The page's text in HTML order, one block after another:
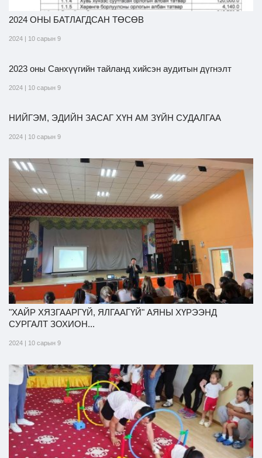
2024 ОНЫ БАТЛАГДСАН ТӨСӨВ
2024 | 10 сарын 9
2023 оны Санхүүгийн тайланд хийсэн аудитын дүгнэлт
2024 | 10 сарын 9
НИЙГЭМ, ЭДИЙН ЗАСАГ ХҮН АМ ЗҮЙН СУДАЛГАА
2024 | 10 сарын 9
"ХАЙР ХЯЗГААРГҮЙ, ЯЛГААГҮЙ" АЯНЫ ХҮРЭЭНД
СУРГАЛТ ЗОХИОН...
2024 | 10 сарын 9